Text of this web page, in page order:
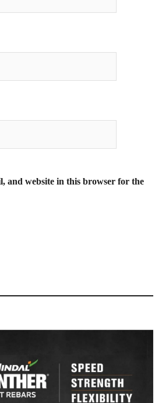
and website in this browser for the